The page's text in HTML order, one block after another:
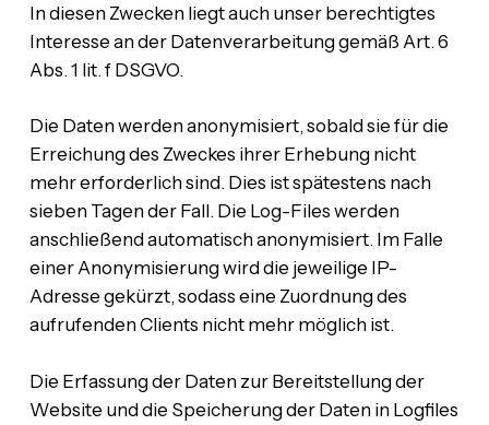
In diesen Zwecken liegt auch unser berechtigtes
Interesse an der Datenverarbeitung gemäß Art. 6
Abs. 1 lit. f DSGVO.
Die Daten werden anonymisiert, sobald sie für die
Erreichung des Zweckes ihrer Erhebung nicht
mehr erforderlich sind. Dies ist spätestens nach
sieben Tagen der Fall. Die Log-Files werden
anschließend automatisch anonymisiert. Im Falle
einer Anonymisierung wird die jeweilige IP-
Adresse gekürzt, sodass eine Zuordnung des
aufrufenden Clients nicht mehr möglich ist.
Die Erfassung der Daten zur Bereitstellung der
Website und die Speicherung der Daten in Logfiles